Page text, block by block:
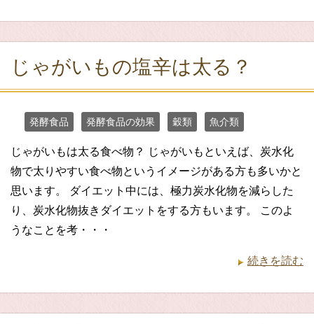
じゃがいもの塩辛は太る？
発酵食品 発酵食品の効果 穀類 魚介類
じゃがいもは太る食べ物？ じゃがいもといえば、炭水化
物で太りやすい食べ物というイメージがある方も多いかと
思います。 ダイエット中には、極力炭水化物を減らした
り、炭水化物抜きダイエットをする方もいます。 このよ
うなことを考・・・
続きを読む